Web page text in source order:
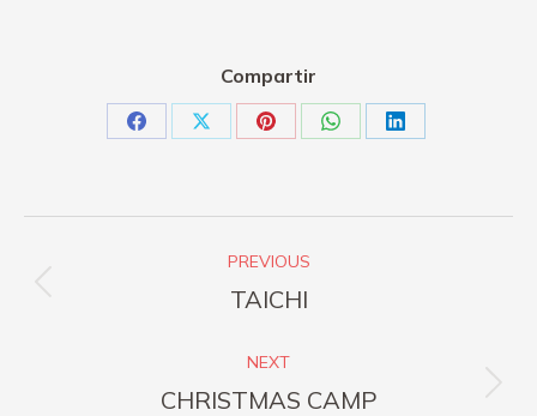
Compartir
Share Share Share Share Share
PREVIOUS
Previous
TAICHI
NEXT
Next
CHRISTMAS CAMP